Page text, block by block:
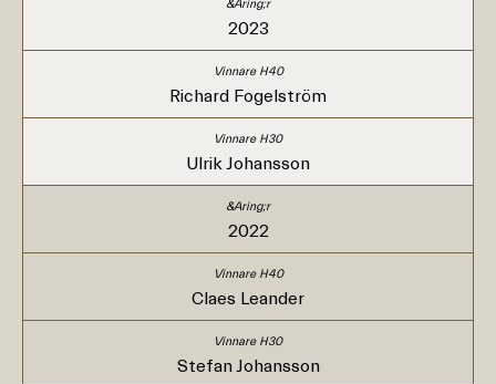
2023
Richard Fogelström
Ulrik Johansson
2022
Claes Leander
Stefan Johansson